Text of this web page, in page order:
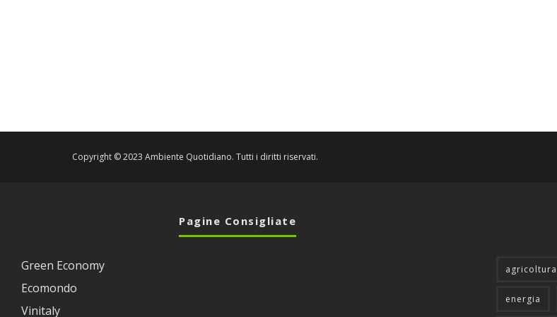
Copyright © 2023 Ambiente Quotidiano. Tutti i diritti riservati.
Pagine Consigliate
Green Economy
Ecomondo
Vinitaly
agricoltura
energia